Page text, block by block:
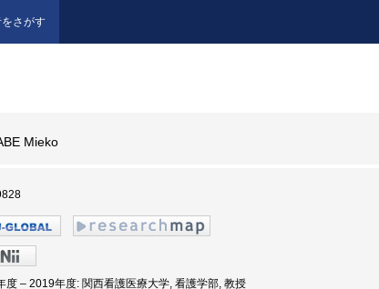
さがす
Mieko
度 – 2019年度: 関西看護医療大学, 看護学部, 教授